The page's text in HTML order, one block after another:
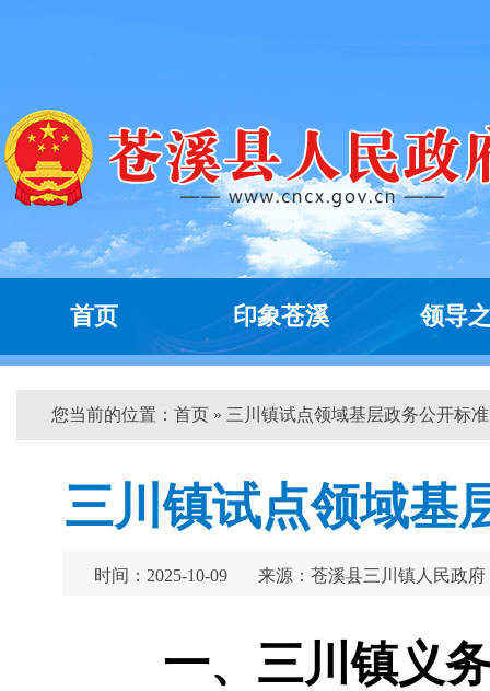
首页 印象苍溪 领导
您当前的位置： 首页 » 三川镇试点领域基层政务公开标
三川镇试点领域基
时间：2025-10-09 来源：苍溪县三川镇人民政府
一、三川镇义